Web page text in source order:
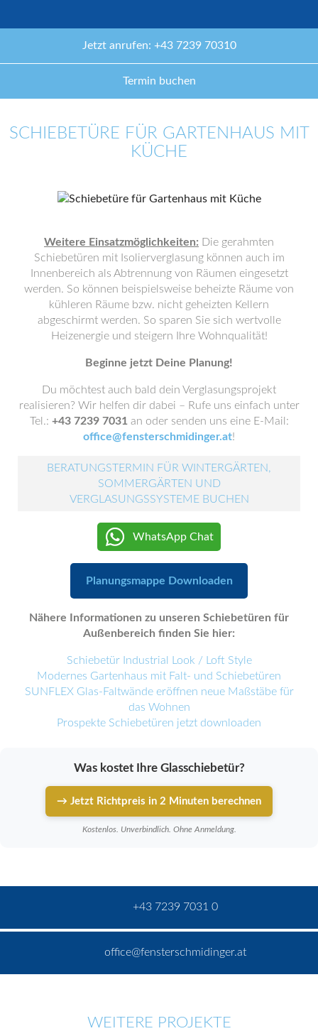
Jetzt anrufen: +43 7239 70310
Termin buchen
SCHIEBETÜRE FÜR GARTENHAUS MIT
KÜCHE
Weitere Einsatzmöglichkeiten: Die gerahmten
Schiebetüren mit Isolierverglasung können auch im
Innenbereich als Abtrennung von Räumen eingesetzt
werden. So können beispielsweise beheizte Räume von
kühleren Räume bzw. nicht geheizten Kellern
abgeschirmt werden. So sparen Sie sich wertvolle
Heizenergie und steigern Ihre Wohnqualität!
Beginne jetzt Deine Planung!
Du möchtest auch bald dein Verglasungsprojekt
realisieren? Wir helfen dir dabei – Rufe uns einfach unter
Tel.: +43 7239 7031 an oder senden uns eine E-Mail:
office@fensterschmidinger.at!
BERATUNGSTERMIN FÜR WINTERGÄRTEN,
SOMMERGÄRTEN UND
VERGLASUNGSSYSTEME BUCHEN
WhatsApp Chat
Planungsmappe Downloaden
Nähere Informationen zu unseren Schiebetüren für
Außenbereich finden Sie hier:
Schiebetür Industrial Look / Loft Style
Modernes Gartenhaus mit Falt- und Schiebetüren
SUNFLEX Glas-Faltwände eröffnen neue Maßstäbe für
das Wohnen
Prospekte Schiebetüren jetzt downloaden
Was kostet Ihre Glasschiebetür?
→ Jetzt Richtpreis in 2 Minuten berechnen
Kostenlos. Unverbindlich. Ohne Anmeldung.
+43 7239 7031 0
office@fensterschmidinger.at
WEITERE PROJEKTE